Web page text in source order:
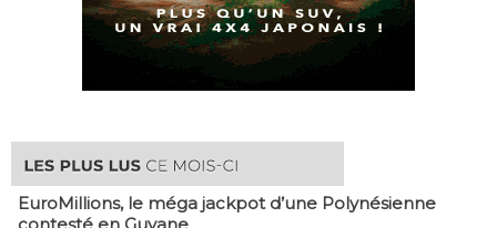
EuroMillions, ​le méga jackpot d’une Polynésienne